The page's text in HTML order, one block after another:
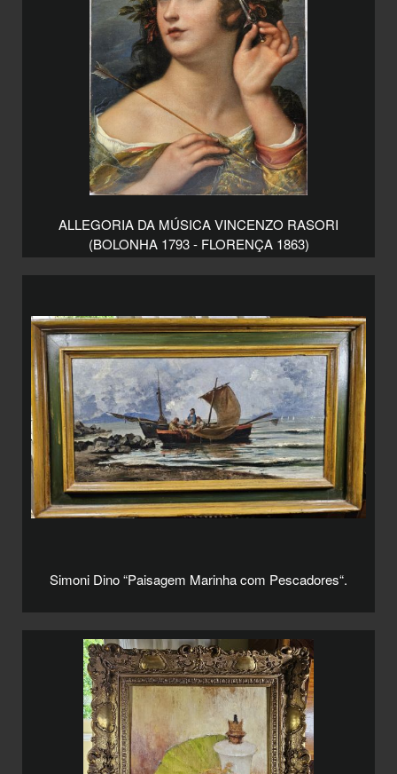
ALLEGORIA DA MÚSICA VINCENZO RASORI
(BOLONHA 1793 - FLORENÇA 1863)
Simoni Dino “Paisagem Marinha com Pescadores“.